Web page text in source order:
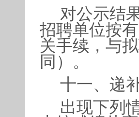
对公示结
招聘单位按
关手续，与
同）。
十一、递
出现下列